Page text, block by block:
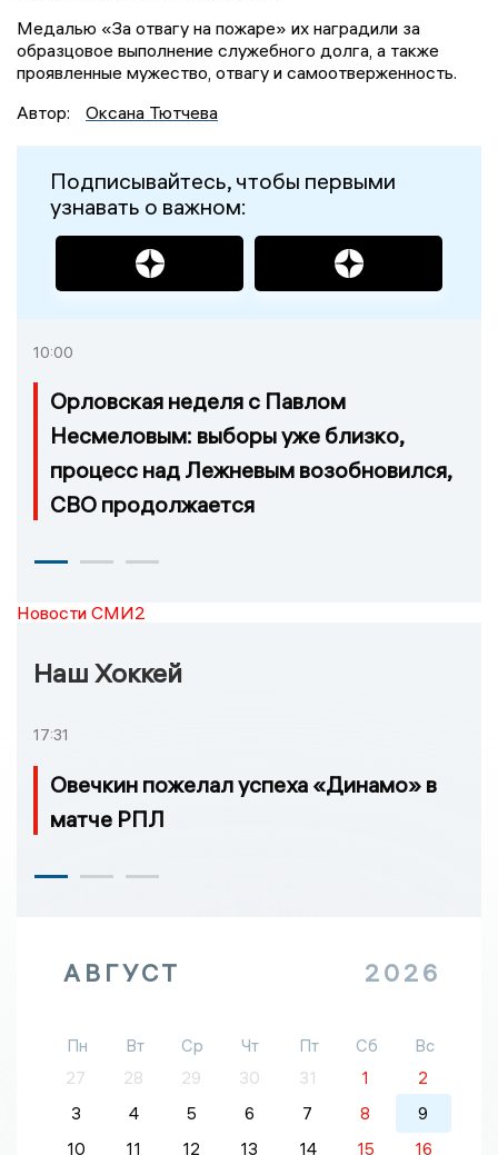
Медалью «За отвагу на пожаре» их наградили за
образцовое выполнение служебного долга, а также
проявленные мужество, отвагу и самоотверженность.
Автор:
Оксана Тютчева
Подписывайтесь, чтобы первыми
узнавать о важном:
10:00
Орловская неделя с Павлом
Несмеловым: выборы уже близко,
процесс над Лежневым возобновился,
СВО продолжается
Новости СМИ2
Наш Хоккей
17:31
Овечкин пожелал успеха «Динамо» в
матче РПЛ
АВГУСТ 2026
Пн Вт Ср Чт Пт Сб
Вс
27
28 29 30 31 1
2
3
4 5 6 7 8
9
10
11 12 13 14 15
16